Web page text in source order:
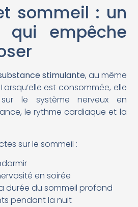
sommeil : un
qui empêche
stimulante, au même
est consommée, elle
le système nerveux en
le rythme cardiaque et la
sur le sommeil :
en soirée
durée du sommeil profond
pendant la nuit